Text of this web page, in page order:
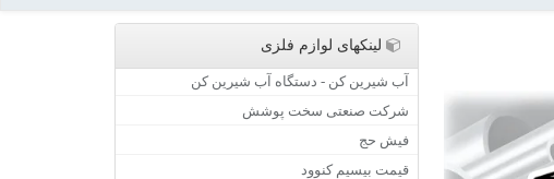
لینکهای لوازم فلزی
آب شیرین کن - دستگاه آب شیرین کن
شرکت صنعتی سخت پوشش
فیش حج
قیمت بیسیم کنوود